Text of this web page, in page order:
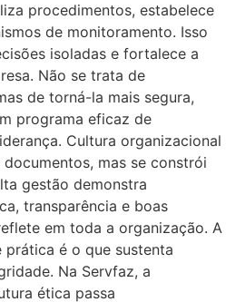
procedimentos, estabelece
de monitoramento. Isso
isoladas e fortalece a
Não se trata de
de torná-la mais segura,
programa eficaz de
Cultura organizacional
mas se constrói
gestão demonstra
transparência e boas
em toda a organização. A
é o que sustenta
Na Servfaz, a
ética passa